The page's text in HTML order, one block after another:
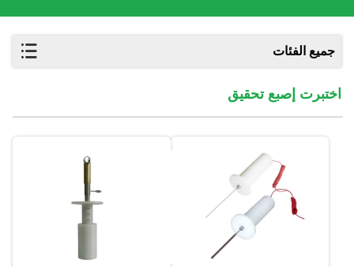
جميع الفئات
اختبرت إصبع تحقيق